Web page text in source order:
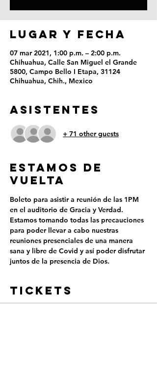
LUGAR Y FECHA
07 mar 2021, 1:00 p.m. – 2:00 p.m.
Chihuahua, Calle San Miguel el Grande
5800, Campo Bello I Etapa, 31124
Chihuahua, Chih., Mexico
ASISTENTES
+ 71 other guests
ESTAMOS DE
VUELTA
Boleto para asistir a reunión de las 1PM
en el auditorio de Gracia y Verdad.
Estamos tomando todas las precauciones
para poder llevar a cabo nuestras
reuniones presenciales de una manera
sana y libre de Covid y así poder disfrutar
juntos de la presencia de Dios.
Tickets